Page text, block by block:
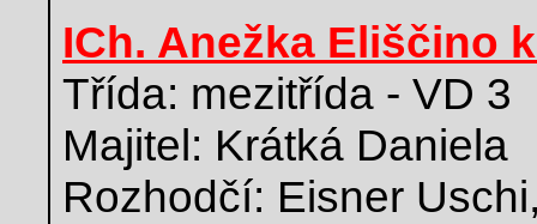
ICh. Anežka Eliščino
Třída: mezitřída - VD 3
Majitel: Krátká Daniela
Rozhodčí: Eisner